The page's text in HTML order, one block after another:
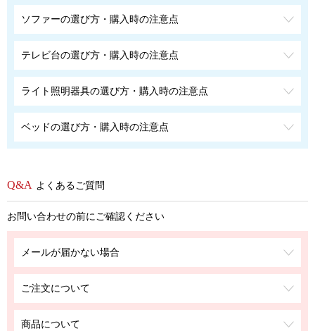
ソファーの選び方・購入時の注意点
テレビ台の選び方・購入時の注意点
ライト照明器具の選び方・購入時の注意点
ベッドの選び方・購入時の注意点
よくあるご質問
お問い合わせの前にご確認ください
メールが届かない場合
ご注文について
商品について